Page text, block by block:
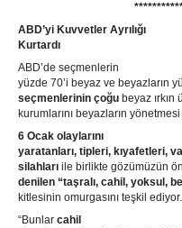
ABD’yi Kuvvetler Ayrılığı
Kurtardı
ABD’de seçmenlerin
yüzde 70’i beyaz ve beyazların
seçmenlerinin çoğu beyaz
kurumlarını beyazların
6 Ocak olaylarını
yaratanları, tipleri, kıyafetleri,
silahları ile birlikte gözümüzün
denilen “taşralı, cahil, yoksul,
kitlesinin omurgasını teşkil ediyor.
“Bunlar cahil